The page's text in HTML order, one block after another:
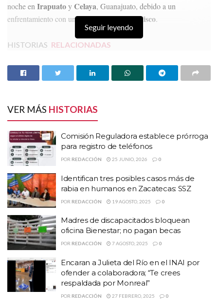
noche enIrapuatoy Celaya, Guanajuato, debido a un
enfrentamiento con un grupo criminal enJalisco.
HISTORIAS RELACIONADAS
Comisión Reguladora establece prórroga para
registro de teléfonos
humanos en Zacatecas: SSZ
Madres de discapacitados bloquean oficina
Bienestar; no pagan becas
LaUniversidad de Guanajuatosuspendió las clases
presenciales, a través de un comunicado difundido la madrugada
de este miércoles en redes sociales, la institución educativa
confirmó la decisión que tiene como objetivo priorizar la
seguridad de su comunidad.
“Derivado del monitoreo
permanente que realiza la Unidad
de Prevención y Seguridad
Universitaria de Nuestra Casa de
Seguir leyendo
VER MÁS HISTORIAS
Comisión Reguladora establece prórroga
para registro de teléfonos
POR REDACCIÓN 25 JUNIO, 2026 0
Identifican tres posibles casos más de
rabia en humanos en Zacatecas: SSZ
POR REDACCIÓN 19 AGOSTO, 2025 0
Madres de discapacitados bloquean
oficina Bienestar; no pagan becas
POR REDACCIÓN 7 AGOSTO, 2025 0
Encaran a Julieta del Río en el INAI por
ofender a colaboradora; “Te crees
respaldada por Monreal”
POR REDACCIÓN 27 FEBRERO, 2025 0